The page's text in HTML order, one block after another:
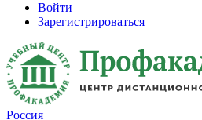
Войти
Зарегистрироваться
Россия